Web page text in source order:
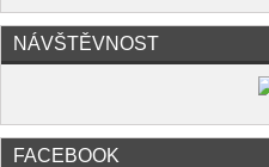
NÁVŠTĚVNOST
FACEBOOK